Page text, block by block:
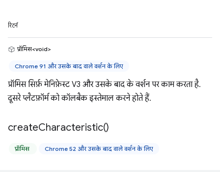
रिटर्न
प्रॉमिस<void>
Chrome 91 और उसके बाद वाले वर्शन के लिए
प्रॉमिस सिर्फ़ मेनिफ़ेस्ट V3 और उसके बाद के वर्शन पर काम करता है.
दूसरे प्लैटफ़ॉर्म को कॉलबैक इस्तेमाल करने होते हैं.
createCharacteristic()
प्रॉमिस Chrome 52 और उसके बाद वाले वर्शन के लिए